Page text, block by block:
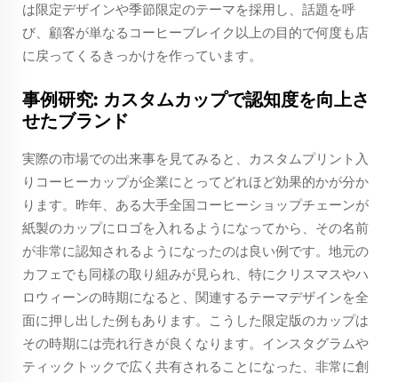
は限定デザインや季節限定のテーマを採用し、話題を呼
び、顧客が単なるコーヒーブレイク以上の目的で何度も店
に戻ってくるきっかけを作っています。
事例研究: カスタムカップで認知度を向上さ
せたブランド
実際の市場での出来事を見てみると、カスタムプリント入
りコーヒーカップが企業にとってどれほど効果的かが分か
ります。昨年、ある大手全国コーヒーショップチェーンが
紙製のカップにロゴを入れるようになってから、その名前
が非常に認知されるようになったのは良い例です。地元の
カフェでも同様の取り組みが見られ、特にクリスマスやハ
ロウィーンの時期になると、関連するテーマデザインを全
面に押し出した例もあります。こうした限定版のカップは
その時期には売れ行きが良くなります。インスタグラムや
ティックトックで広く共有されることになった、非常に創